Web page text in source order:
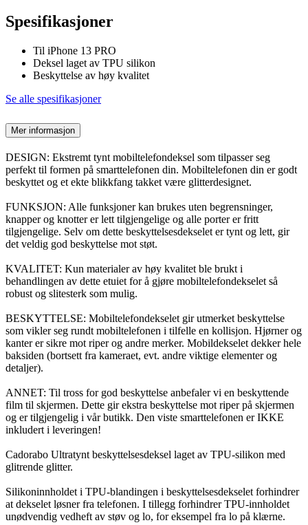
Spesifikasjoner
Til iPhone 13 PRO
Deksel laget av TPU silikon
Beskyttelse av høy kvalitet
Se alle spesifikasjoner
Mer informasjon
DESIGN: Ekstremt tynt mobiltelefondeksel som tilpasser seg
perfekt til formen på smarttelefonen din. Mobiltelefonen din er godt
beskyttet og et ekte blikkfang takket være glitterdesignet.
FUNKSJON: Alle funksjoner kan brukes uten begrensninger,
knapper og knotter er lett tilgjengelige og alle porter er fritt
tilgjengelige. Selv om dette beskyttelsesdekselet er tynt og lett, gir
det veldig god beskyttelse mot støt.
KVALITET: Kun materialer av høy kvalitet ble brukt i
behandlingen av dette etuiet for å gjøre mobiltelefondekselet så
robust og slitesterk som mulig.
BESKYTTELSE: Mobiltelefondekselet gir utmerket beskyttelse
som vikler seg rundt mobiltelefonen i tilfelle en kollisjon. Hjørner og
kanter er sikre mot riper og andre merker. Mobildekselet dekker hele
baksiden (bortsett fra kameraet, evt. andre viktige elementer og
detaljer).
ANNET: Til tross for god beskyttelse anbefaler vi en beskyttende
film til skjermen. Dette gir ekstra beskyttelse mot riper på skjermen
og er tilgjengelig i vår butikk. Den viste smarttelefonen er IKKE
inkludert i leveringen!
Cadorabo Ultratynt beskyttelsesdeksel laget av TPU-silikon med
glitrende glitter.
Silikoninnholdet i TPU-blandingen i beskyttelsesdekselet forhindrer
at dekselet løsner fra telefonen. I tillegg forhindrer TPU-innholdet
unødvendig vedheft av støv og lo, for eksempel fra lo på klærne.